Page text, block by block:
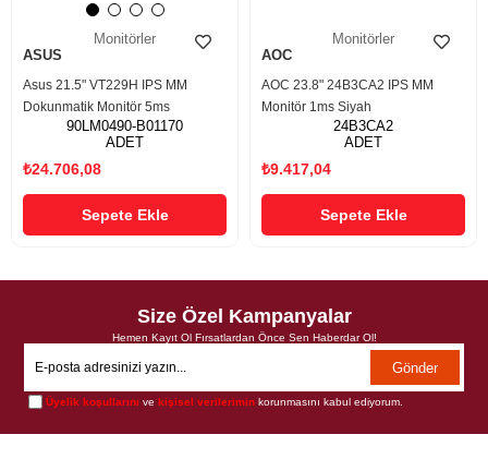
Monitörler
ASUS
Asus 21.5" VT229H IPS MM
Dokunmatik Monitör 5ms
90LM0490-B01170
ADET
₺24.706,08
Sepete Ekle
Monitörler
AOC
AOC 23.8" 24B3CA2 IPS MM
Monitör 1ms Siyah
24B3CA2
ADET
₺9.417,04
Sepete Ekle
Size Özel Kampanyalar
Hemen Kayıt Ol Fırsatlardan Önce Sen Haberdar Ol!
Gönder
Üyelik koşullarını vekişisel verilerimin korunmasını kabul ediyorum.